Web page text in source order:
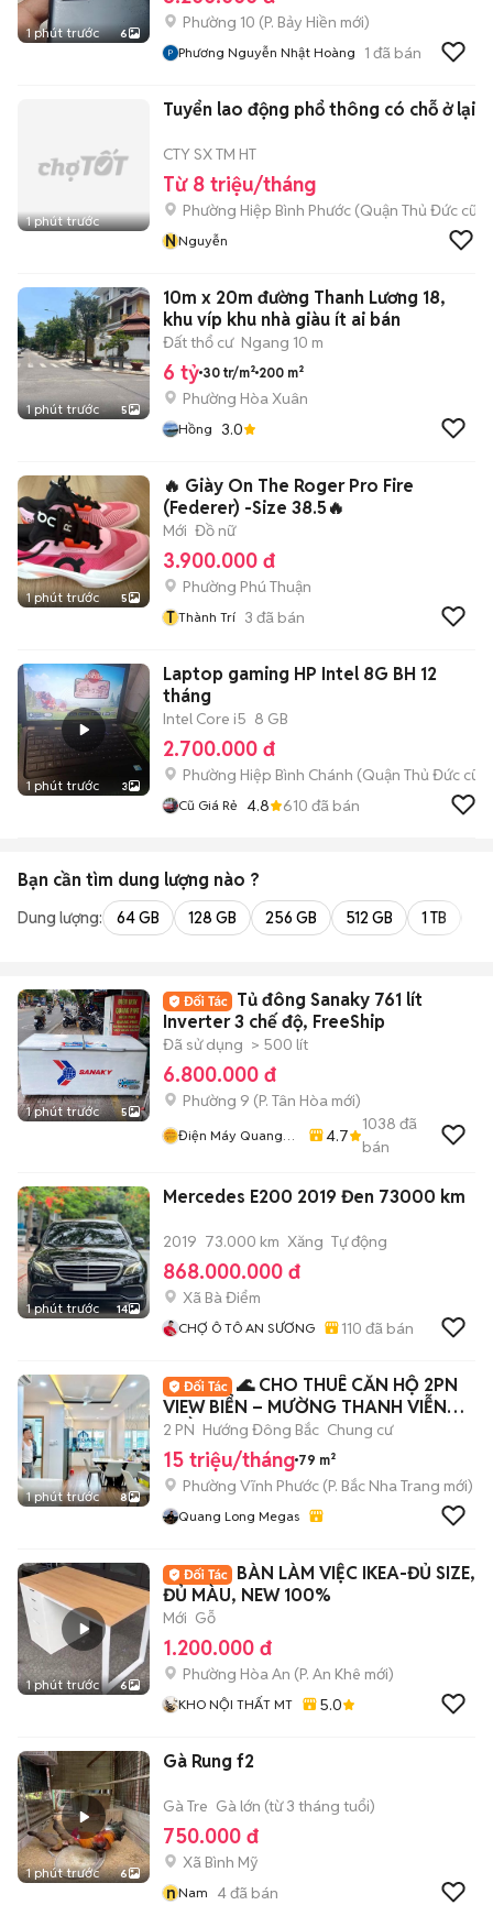
1 phút trước 6
Phường 10 (P. Bảy Hiền mới)
Phương Nguyễn Nhật Hoàng 1 đã bán
1 phút trước
Tuyển lao động phổ thông có chỗ ở lại.
CTY SX TM HT
Từ 8 triệu/tháng
Phường Hiệp Bình Phước (Quận Thủ Đức cũ)
NNguyễn
1 phút trước 5
10m x 20m đường Thanh Lương 18,
khu víp khu nhà giàu ít ai bán
Đất thổ cư Ngang 10 m
6 tỷ 30 tr/m² 200 m²
Phường Hòa Xuân
Hồng 3.0
1 phút trước 5
🔥 Giày On The Roger Pro Fire
(Federer) -Size 38.5🔥
Mới Đồ nữ
3.900.000 đ
Phường Phú Thuận
T Thành Trí 3 đã bán
1 phút trước 3
Laptop gaming HP Intel 8G BH 12
tháng
Intel Core i5 8 GB
2.700.000 đ
Phường Hiệp Bình Chánh (Quận Thủ Đức cũ)
Cũ Giá Rẻ 4.8 610 đã bán
Bạn cần tìm dung lượng nào ?
Dung lượng: 64 GB 128 GB 256 GB 512 GB 1 TB
1 phút trước 5
Tủ đông Sanaky 761 lít
Inverter 3 chế độ, FreeShip
Đã sử dụng > 500 lít
6.800.000 đ
Phường 9 (P. Tân Hòa mới)
Điện Máy Quang
4.7
1038 đã
bán
1 phút trước 14
Mercedes E200 2019 Đen 73000 km
2019 73.000 km Xăng Tự động
868.000.000 đ
Xã Bà Điểm
CHỢ Ô TÔ AN SƯƠNG 110 đã bán
1 phút trước 8
🌊 CHO THUÊ CĂN HỘ 2PN
VIEW BIỂN – MƯỜNG THANH VIỄN
TRIỀU - OCEANUS
2 PN Hướng Đông Bắc Chung cư
15 triệu/tháng 79 m²
Phường Vĩnh Phước (P. Bắc Nha Trang mới)
Quang Long Megas
1 phút trước 6
BÀN LÀM VIỆC IKEA-ĐỦ SIZE,
ĐỦ MÀU, NEW 100%
Mới Gỗ
1.200.000 đ
Phường Hòa An (P. An Khê mới)
KHO NỘI THẤT MT 5.0
1 phút trước 6
Gà Rung f2
Gà Tre Gà lớn (từ 3 tháng tuổi)
750.000 đ
Xã Bình Mỹ
nNam 4đã bán